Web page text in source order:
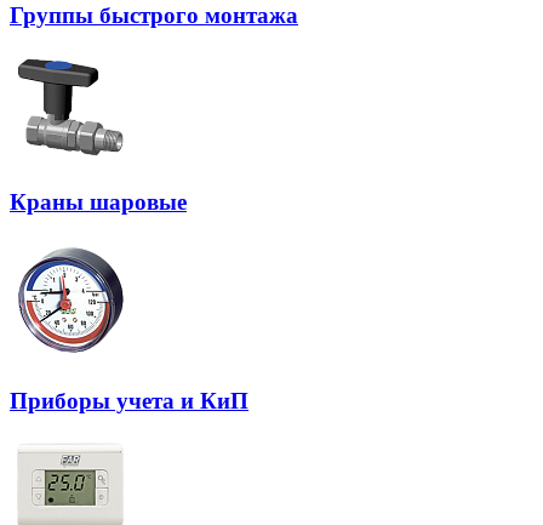
Группы быстрого монтажа
Краны шаровые
Приборы учета и КиП